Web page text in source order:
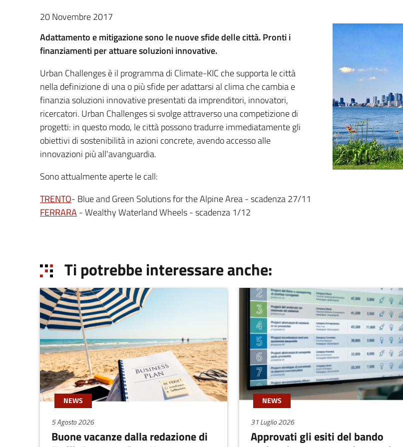
20 Novembre 2017
Adattamento e mitigazione sono le nuove sfide delle città. Pronti i
finanziamenti per attuare soluzioni innovative.
Urban Challenges è il programma di Climate-KIC che supporta le città
nella definizione di una o più sfide per adattarsi al clima che cambia e
finanzia soluzioni innovative presentati da imprenditori, innovatori,
ricercatori. Urban Challenges si svolge attraverso una competizione di
progetti: in questo modo, le città possono tradurre immediatamente gli
obiettivi di sostenibilità in azioni concrete, avendo accesso alle
innovazioni più all'avanguardia.
Sono attualmente aperte le call:
TRENTO- Blue and Green Solutions for the Alpine Area - scadenza 27/11
FERRARA- Wealthy Waterland Wheels - scadenza 1/12
Ti potrebbe interessare anche:
NEWS
5 Agosto 2026
Buone vacanze dalla redazione di
NEWS
31 Luglio 2026
Approvati gli esiti del bando